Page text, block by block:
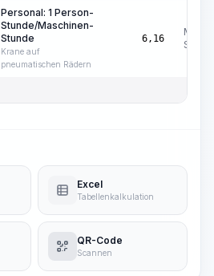
Personal: 1 Person-
Stunde/Maschinen-
Stunde
Krane auf
pneumatischen Rädern
6,16
Std.
Excel
Tabellenkalkulation
QR-Code
Scannen